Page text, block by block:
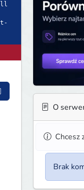
O
Chcesz
Brak